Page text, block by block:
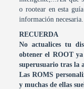
o rootear en esta
información necesaria.
RECUERDA
No actualices tu
obtener el ROOT
superusuario tras la
Las ROMS
y muchas de ellas